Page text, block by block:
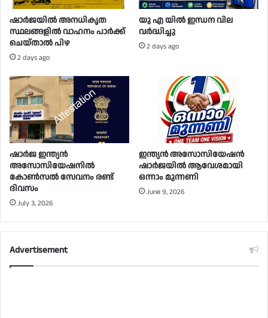
ഷാർജയിൽ അനധികൃത
സ്ഥലങ്ങളിൽ വാഹനം പാർക്ക്
ചെയ്താൽ പിഴ
2 days ago
യു എ യിൽ ഇന്ധന വില
വർദ്ധിച്ചു
2 days ago
ഷാർജ ഇന്ത്യൻ
അസോസിയേഷനിൽ
കോൺസൽ സേവനം രണ്ട്
ദിവസം
July 3, 2026
ഇന്ത്യൻ അസോസിയേഷൻ
ഷാർജയിൽ ആവേശമായി
ഒന്നാം മുന്നണി
June 9, 2026
Advertisement